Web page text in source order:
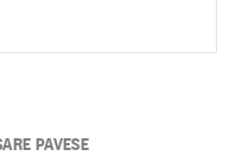
PAVESE